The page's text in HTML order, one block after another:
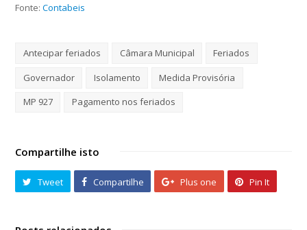
Fonte:Contabeis
Antecipar feriados Câmara Municipal
Feriados
Governador
Isolamento
Medida Provisória
MP 927
Pagamento nos feriados
Compartilhe isto
Tweet Compartilhe Plus one Pin It